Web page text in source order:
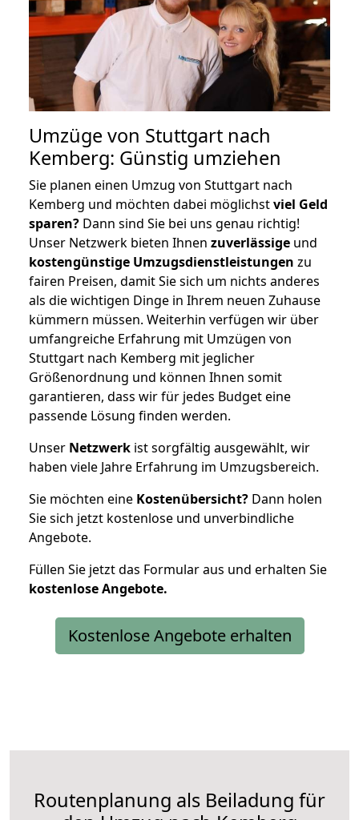
Umzüge von Stuttgart nach
Kemberg: Günstig umziehen
Sie planen einen Umzug von Stuttgart nach
Kemberg und möchten dabei möglichstviel Geld
sparen? Dann sind Sie bei uns genau richtig!
Unser Netzwerk bieten Ihnen zuverlässige und
kostengünstige Umzugsdienstleistungen zu
fairen Preisen, damit Sie sich um nichts anderes
als die wichtigen Dinge in Ihrem neuen Zuhause
kümmern müssen. Weiterhin verfügen wir über
umfangreiche Erfahrung mit Umzügen von
Stuttgart nach Kemberg mit jeglicher
Größenordnung und können Ihnen somit
garantieren, dass wir für jedes Budget eine
passende Lösung finden werden.
Unser Netzwerk ist sorgfältig ausgewählt, wir
haben viele Jahre Erfahrung im Umzugsbereich.
Sie möchten eine Kostenübersicht? Dann holen
Sie sich jetzt kostenlose und unverbindliche
Angebote.
Füllen Sie jetzt das Formular aus und erhalten Sie
kostenloseAngebote.
Kostenlose Angebote erhalten
Routenplanung als Beiladung für